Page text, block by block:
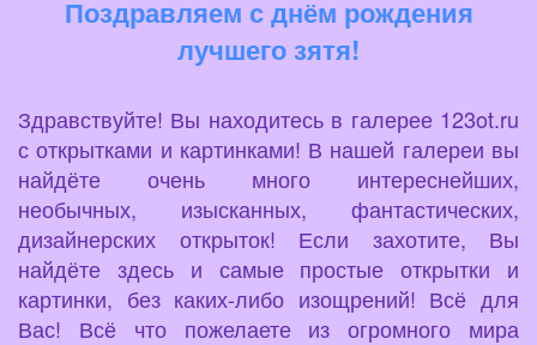
Поздравляем с днём рождения
лучшего зятя!
Здравствуйте! Вы находитесь в галерее 123ot.ru
с открытками и картинками! В нашей галереи вы
найдёте очень много интереснейших,
необычных, изысканных, фантастических,
дизайнерских открыток! Если захотите, Вы
найдёте здесь и самые простые открытки и
картинки, без каких-либо изощрений! Всё для
Вас! Всё что пожелаете из огромного мира